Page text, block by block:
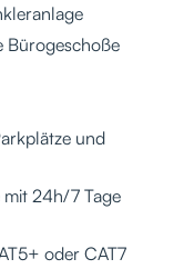
Bürogeschoße
und
24h/7 Tage
oder CAT7